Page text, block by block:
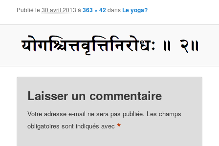
Publié le30 avril 2013 à363 × 42dans Le yoga?
Laisser un commentaire
Votre adresse e-mail ne sera pas publiée. Les champs
obligatoires sont indiqués avec*